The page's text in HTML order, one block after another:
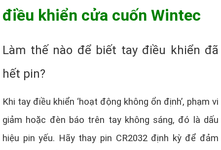
điều khiển cửa cuốn Wintec
Làm thế nào để biết tay điều khiển đã
hết pin?
Khi tay điều khiển ‘hoạt động không ổn định’, phạm vi
giảm hoặc đèn báo trên tay không sáng, đó là dấu
hiệu pin yếu. Hãy thay pin CR2032 định kỳ để đảm